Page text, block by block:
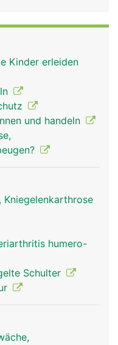
aufeinander
bezogen und in
das sehr
zu halten, wird
aus
sowie vier
(sogenannte
grossen
Die
das
und Muskeln
Kinder erleiden
und handeln
humero-
Schulter